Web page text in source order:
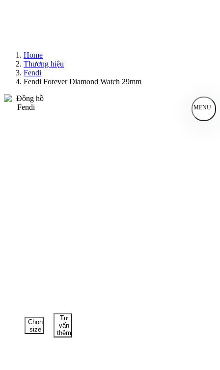
Home
Thương hiệu
Fendi
Fendi Forever Diamond Watch 29mm
MENU
Chọn
size
Tư
vấn
thêm